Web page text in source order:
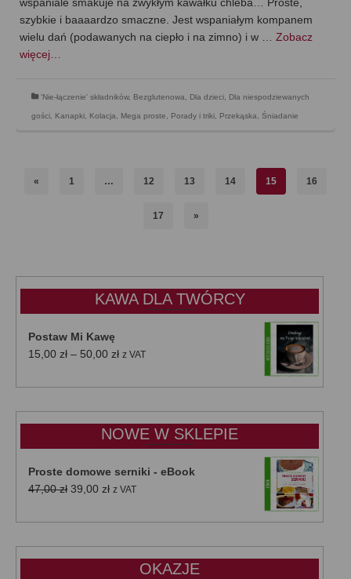
wspaniale smakuje na zwykłym kawałku chleba… Proste,
szybkie i baaaardzo smaczne. Jest wspaniałym kompanem
wielu dań (podawanych na ciepło i na zimno) i w … Zobacz
więcej…
'Nie-łączenie' składników, Bezglutenowa, Dla dzieci, Dla niespodziewanych
gości, Kanapki, Kolacja, Mega proste, Porady i triki, Przekąska, Śniadanie
« 1 … 12 13 14 15 16
17 »
KAWA DLA TWÓRCY
Postaw Mi Kawę
15,00 zł – 50,00 złZakres
od
do
50,00 zł
z VAT
NOWE W SKLEPIE
Proste domowe serniki - eBook
47,00zł Pierwotna
wynosiła:
39,00 złAktualna
wynosi:
z VAT
OKAZJE